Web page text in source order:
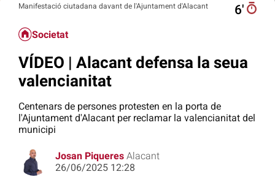
Manifestació ciutadana davant de l'Ajuntament d'Alacant 6′
Societat
VÍDEO | Alacant defensa la seua
valencianitat
Centenars de persones protesten en la porta de
l'Ajuntament d'Alacant per reclamar la valencianitat del
municipi
Josan Piqueres Alacant
26/06/2025 12:28